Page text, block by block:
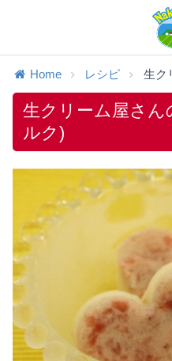
Home レシピ 生ク
生クリーム屋さん
ルク)